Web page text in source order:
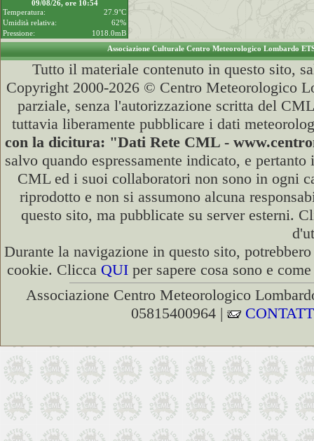
09/08/26, ore 10:54
Temperatura:
27.9°C
Umidità relativa:
62%
Pressione:
1018.0mB
Associazione Culturale Centro Meteorologico Lombardo
Tutto il materiale contenuto in questo sito,
Copyright 2000-2026 © Centro Meteorologico
parziale, senza l'autorizzazione scritta del
tuttavia liberamente pubblicare i dati
con la dicitura: "Dati Rete CML -
salvo quando espressamente indicato, e
CML ed i suoi collaboratori non sono in ogni
riprodotto e non si assumono alcuna
questo sito, ma pubblicate su server esterni.
Durante la navigazione in questo sito,
cookie. Clicca QUI per sapere cosa sono e
Associazione Centro Meteorologico
05815400964 |